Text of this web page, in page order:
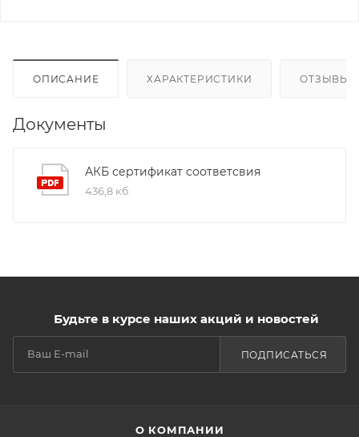
ОПИСАНИЕ ХАРАКТЕРИСТИКИ ОТЗЫВЫ
Документы
АКБ сертификат соответсвия
436,8 кб
Будьте в курсе наших акций и новостей
ПОДПИСАТЬСЯ
О КОМПАНИИ